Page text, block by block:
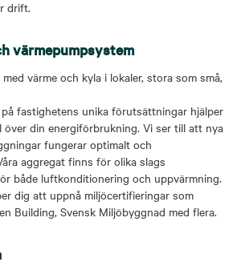
drift.
värmepumpsystem
värme och kyla i lokaler, stora som små,
fastighetens unika förutsättningar hjälper
din energiförbrukning. Vi ser till att nya
fungerar optimalt och
aggregat finns för olika slags
både luftkon­ditionering och uppvärmning.
dig att uppnå miljöcertifieringar som
Building, Svensk Miljö­byggnad med flera.